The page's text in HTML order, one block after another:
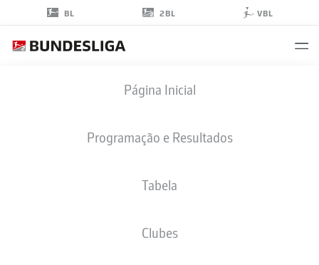
BL 2BL VBL
Página Inicial
Programação e Resultados
Tabela
Clubes